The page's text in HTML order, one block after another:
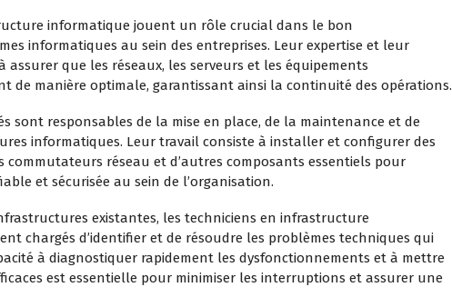
informatique jouent un rôle crucial dans le bon
informatiques au sein des entreprises. Leur expertise et leur
que les réseaux, les serveurs et les équipements
de manière optimale, garantissant ainsi la continuité des opérations.
sont responsables de la mise en place, de la maintenance et de
informatiques. Leur travail consiste à installer et configurer des
commutateurs réseau et d’autres composants essentiels pour
et sécurisée au sein de l’organisation.
existantes, les techniciens en infrastructure
chargés d’identifier et de résoudre les problèmes techniques qui
à diagnostiquer rapidement les dysfonctionnements et à mettre
est essentielle pour minimiser les interruptions et assurer une